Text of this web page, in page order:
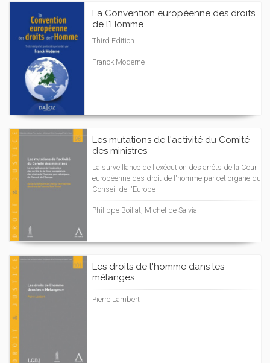
La Convention européenne des droits
de l'Homme
Third Edition
Franck Moderne
Les mutations de l'activité du Comité
des ministres
La surveillance de l'exécution des arrêts de la Cour
européenne des droit de l'homme par cet organe du
Conseil de l'Europe
Philippe Boillat, Michel de Salvia
Les droits de l'homme dans les
mélanges
Pierre Lambert